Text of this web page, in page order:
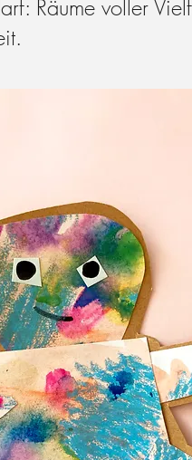
Räume voller